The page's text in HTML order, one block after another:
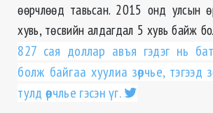
өөрчлөөд тавьсан. 2015 онд улсын
хувь, төсвийн алдагдал 5 хувь байж
827 сая доллар авъя гэдэг нь
болж байгаа хуулиа зөрчье, тэгээд
тулд өөрчлье гэсэн үг.